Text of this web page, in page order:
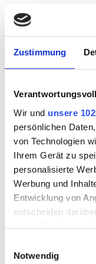
Zustimmung
Wir und unsere
persönlichen
von Technologien
Ihrem Gerät zu
personalisierte
Werbung und
Entwicklung von
entscheiden
nutzt. Sie können
Trigger Symbol
Notwendig